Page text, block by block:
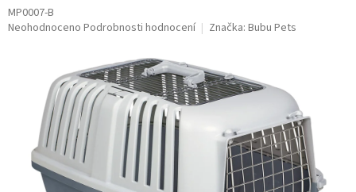
MP0007-B
Průměrné
hvězdiček.
Neohodnoceno Podrobnosti hodnocení Značka: Bubu Pets